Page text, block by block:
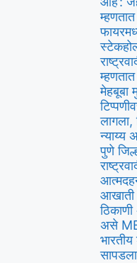
म्हणतात
मेहबूबा
लागला,
न्याय्य
पुणे
आखाती
असे
भारतीय